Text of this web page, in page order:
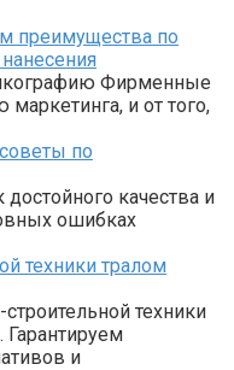
преимущества по
Фирменные
и от того,
по
качества и
ошибках
техники тралом
техники
и